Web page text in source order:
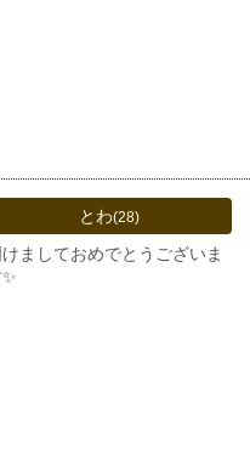
とわ(28)
けましておめでとうございま